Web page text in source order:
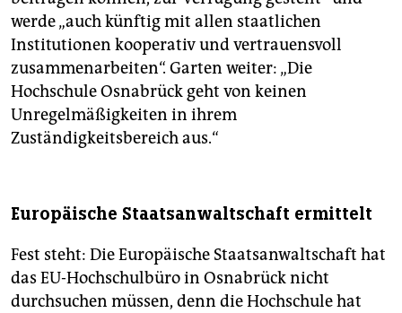
werde „auch künftig mit allen staatlichen
Institutionen kooperativ und vertrauensvoll
zusammenarbeiten“. Garten weiter: „Die
Hochschule Osnabrück geht von keinen
Unregelmäßigkeiten in ihrem
Zuständigkeitsbereich aus.“
Europäische Staatsanwaltschaft ermittelt
Fest steht: Die Europäische Staatsanwaltschaft hat
das EU-Hochschulbüro in Osnabrück nicht
durchsuchen müssen, denn die Hochschule hat